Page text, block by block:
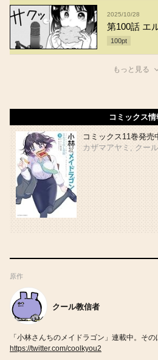
2025/10/28
第100話 エ
100pt
もっと見る
コミックス情
コミックス11巻発売
カザマアヤミ, クー
原作
クール教信者
「小林さんちのメイドラゴン」連載中。その
https://twitter.com/coolkyou2